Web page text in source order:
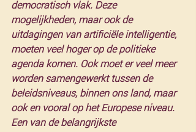
democratisch vlak. Deze
mogelijkheden, maar ook de
uitdagingen van artificiële intelligentie,
moeten veel hoger op de politieke
agenda komen. Ook moet er veel meer
worden samengewerkt tussen de
beleidsniveaus, binnen ons land, maar
ook en vooral op het Europese niveau.
Een van de belangrijkste